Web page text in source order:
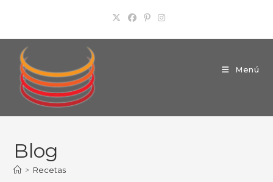
contenido
Menú
Blog
> Recetas